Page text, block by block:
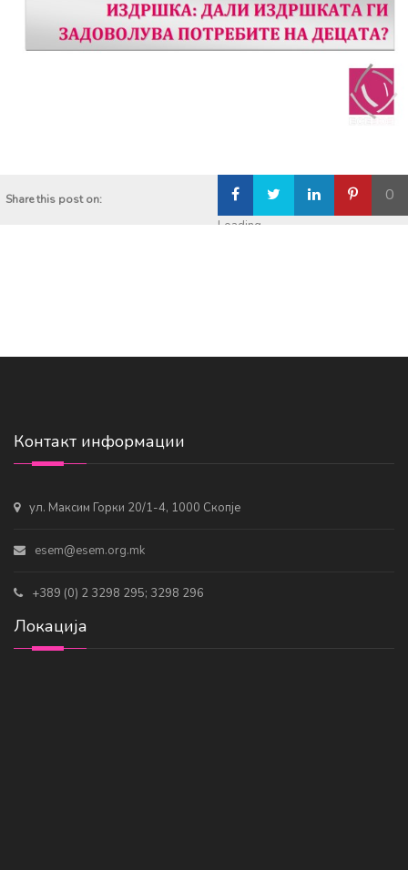
Share this post on: 0
Loading...
Контакт информации
ул. Максим Горки 20/1-4, 1000 Скопје
esem@esem.org.mk
+389 (0) 2 3298 295; 3298 296
Локација